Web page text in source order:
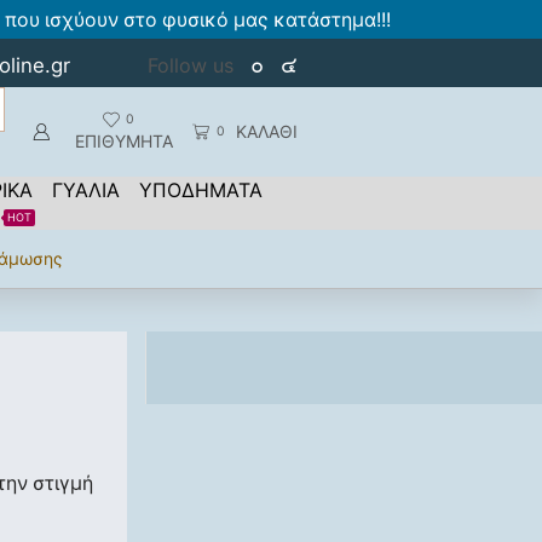
ισχύουν στο φυσικό μας κατάστημα!!!
Follow us
0
ΕΠΙΘΥΜΗΤΑ 0 ΚΑΛΑΘΙ
ΓΥΑΛΙΑ ΥΠΟΔΗΜΑΤΑ
HOT
στιγμή